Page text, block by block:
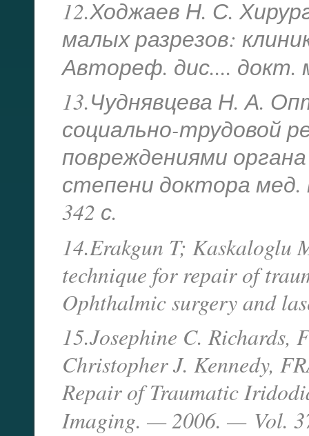
12.Ходжаев Н. С.
малых разрезов:
Автореф. дис....
13.Чуднявцева Н. А.
социально-трудовой
повреждениями
степени доктора мед.
342 с.
14.Erakgun T; Kaskaloglu
technique for repair of
Ophthalmic surgery and
15.Josephine C. Richards,
Christopher J. Kennedy,
Repair of Traumatic
Imaging. — 2006. — Vol.